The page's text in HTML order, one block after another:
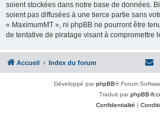
soient stockées dans notre base de données.
soient pas diffusées à une tierce partie sans
« MaximumMT », ni phpBB ne pourront être
de tentative de piratage visant à compromettre
Accueil Index du forum
Développé parphpBB® Forum
Traduit parphpBB-
Confidentialité |